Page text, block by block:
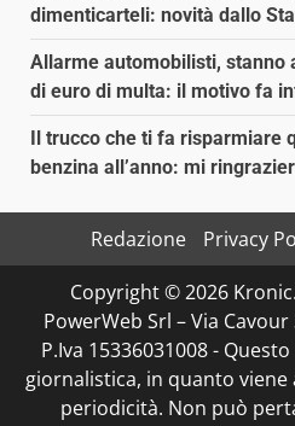
dimenticarteli: novità dallo
Allarme automobilisti, stanno
di euro di multa: il motivo fa
Il trucco che ti fa risparmiare
benzina all’anno: mi
Redazione Privacy
Copyright © 2026
PowerWeb Srl – Via
P.Iva 15336031008 -
giornalistica, in quanto
periodicità. Non può